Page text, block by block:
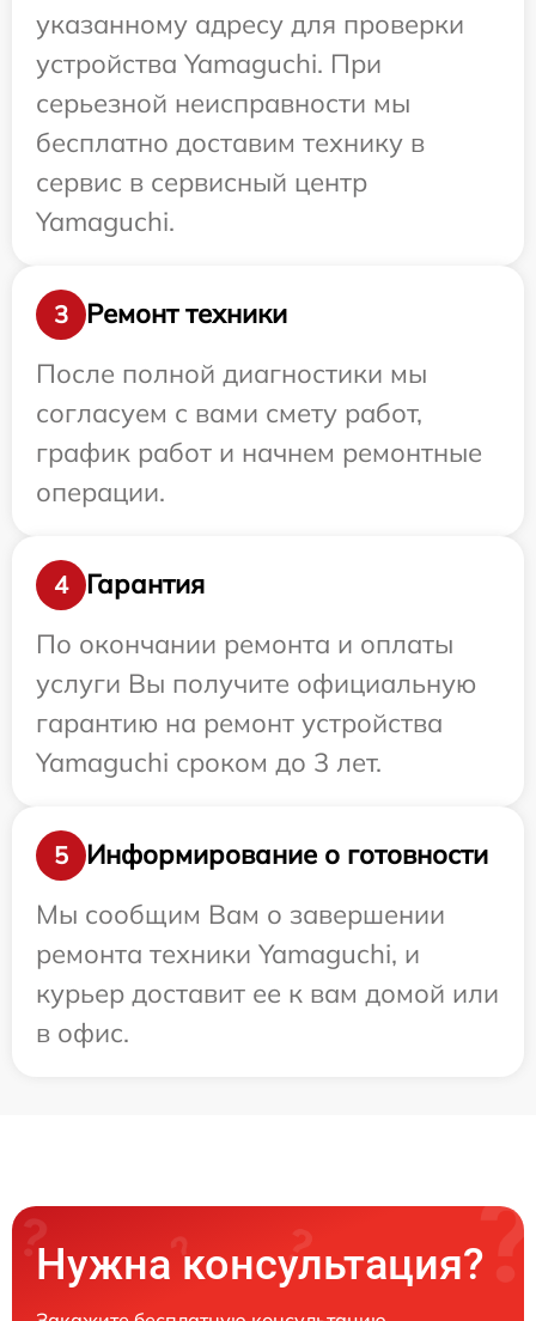
указанному адресу для проверки
устройства Yamaguchi. При
серьезной неисправности мы
бесплатно доставим технику в
сервис в сервисный центр
Yamaguchi.
3
Ремонт техники
После полной диагностики мы
согласуем с вами смету работ,
график работ и начнем ремонтные
операции.
4
Гарантия
По окончании ремонта и оплаты
услуги Вы получите официальную
гарантию на ремонт устройства
Yamaguchi сроком до 3 лет.
5
Информирование о готовности
Мы сообщим Вам о завершении
ремонта техники Yamaguchi, и
курьер доставит ее к вам домой или
в офис.
Нужна консультация?